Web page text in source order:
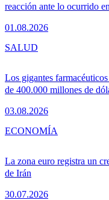
reacción ante lo ocurrido
01.08.2026
Los gigantes
de 400.000 millones de
03.08.2026
SALUD
La zona euro registra un
de Irán
30.07.2026
ECONOMÍA